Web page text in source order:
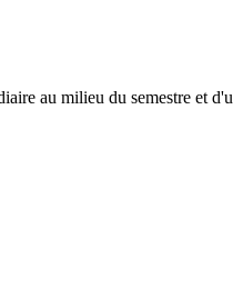
au milieu du semestre et